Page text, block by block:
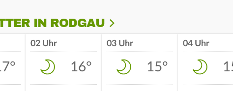
IN RODGAU
02 Uhr
16°
03 Uhr
15°
04 Uhr